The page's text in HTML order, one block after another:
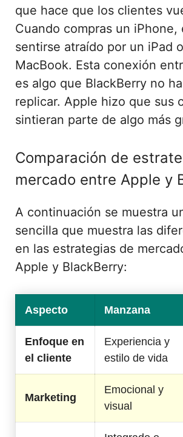
que hace que los clientes
Cuando compras un iPhone,
sentirse atraído por un iPad
MacBook. Esta conexión
es algo que BlackBerry no
replicar. Apple hizo que sus
sintieran parte de algo más
Comparación de
mercado entre Apple y
A continuación se muestra
sencilla que muestra las
en las estrategias de
Apple y BlackBerry:
Aspecto Manzana
Enfoque en
el cliente
Experiencia y
estilo de vida
Marketing
Emocional y
visual